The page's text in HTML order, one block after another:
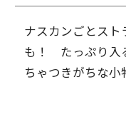
ナスカンごとス
も！ たっぷり入
ちゃつきがちな小